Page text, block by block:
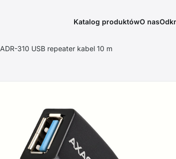
Katalog produktówO nas
ADR-310 USB repeater kabel 10 m